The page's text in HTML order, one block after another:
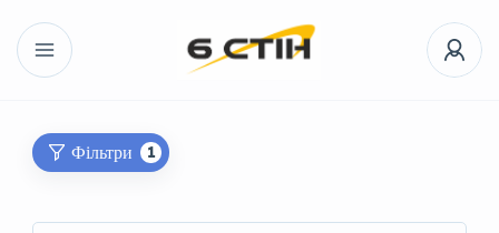
Фільтри 1